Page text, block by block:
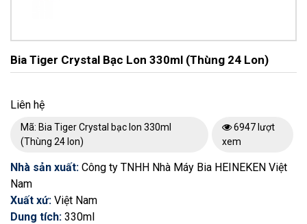
Bia Tiger Crystal Bạc Lon 330ml (Thùng 24 Lon)
Liên hệ
Mã: Bia Tiger Crystal bạc lon 330ml
(Thùng 24 lon)
6947 lượt
xem
Nhà sản xuất: Công ty TNHH Nhà Máy Bia HEINEKEN Việt
Nam
Xuất xứ: Việt Nam
Dung tích: 330ml